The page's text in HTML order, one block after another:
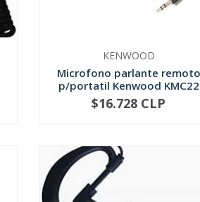
KENWOOD
Microfono parlante remoto
p/portatil Kenwood KMC22
+
$16.728 CLP